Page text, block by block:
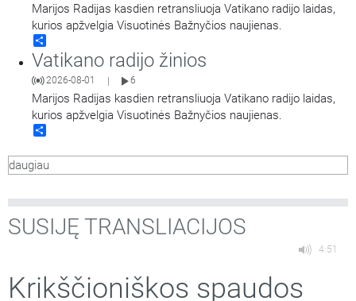
Marijos Radijas kasdien retransliuoja Vatikano radijo laidas,
kurios apžvelgia Visuotinės Bažnyčios naujienas.
Vatikano radijo žinios
2026-08-01 6
Marijos Radijas kasdien retransliuoja Vatikano radijo laidas,
kurios apžvelgia Visuotinės Bažnyčios naujienas.
daugiau
SUSIJĘ TRANSLIACIJOS
4:51
Krikščioniškos spaudos